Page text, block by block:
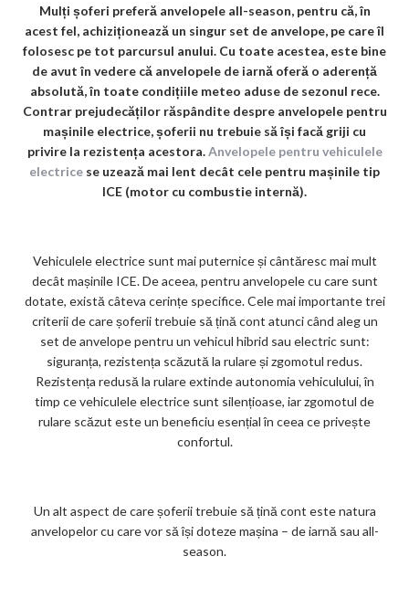
o
o
k
m
ar
ks
Mulți șoferi preferă anvelopele all-season, pentru că, în
acest fel, achiziționează un singur set de anvelope, pe care îl
folosesc pe tot parcursul anului. Cu toate acestea, este bine
de avut în vedere că anvelopele de iarnă oferă o aderență
absolută, în toate condițiile meteo aduse de sezonul rece.
Contrar prejudecăților răspândite despre anvelopele pentru
mașinile electrice, șoferii nu trebuie să își facă griji cu
privire la rezistența acestora.Anvelopele pentru vehiculele
electrice se uzează mai lent decât cele pentru mașinile tip
ICE (motor cu combustie internă).
Vehiculele electrice sunt mai puternice și cântăresc mai mult
decât mașinile ICE. De aceea, pentru anvelopele cu care sunt
dotate, există câteva cerințe specifice. Cele mai importante trei
criterii de care șoferii trebuie să țină cont atunci când aleg un
set de anvelope pentru un vehicul hibrid sau electric sunt:
siguranța, rezistența scăzută la rulare și zgomotul redus.
Rezistența redusă la rulare extinde autonomia vehiculului, în
timp ce vehiculele electrice sunt silențioase, iar zgomotul de
rulare scăzut este un beneficiu esențial în ceea ce privește
confortul.
Un alt aspect de care șoferii trebuie să țină cont este natura
anvelopelor cu care vor să își doteze mașina – de iarnă sau all-
season.